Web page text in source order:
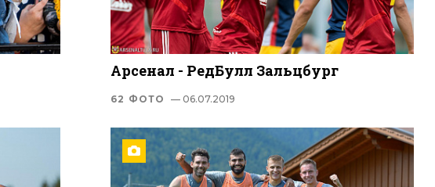
Арсенал - РедБулл Зальцбург
62 ФОТО — 06.07.2019